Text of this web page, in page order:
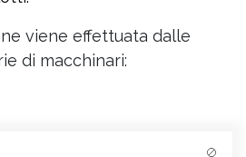
viene effettuata dalle
di macchinari: